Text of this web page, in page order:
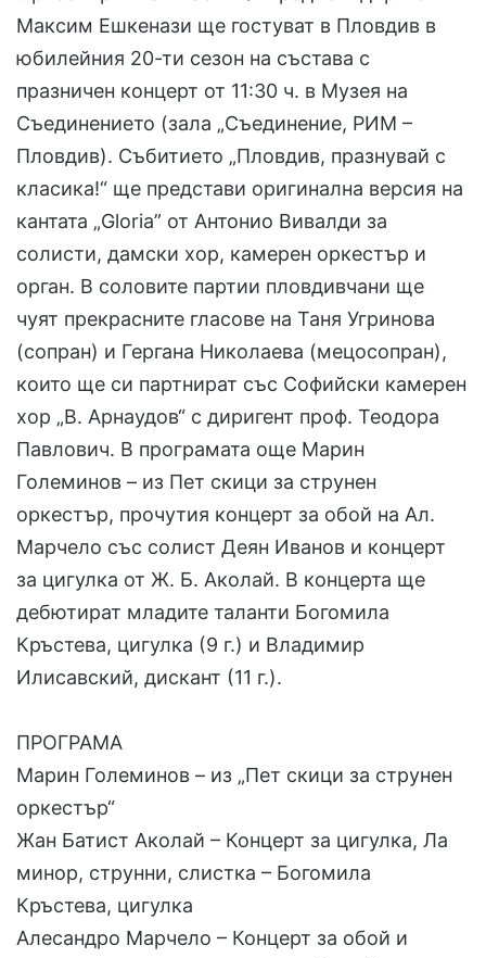
Максим Ешкенази ще гостуват в Пловдив в
юбилейния 20-ти сезон на състава с
празничен концерт от 11:30 ч. в Музея на
Съединението (зала „Съединение, РИМ –
Пловдив). Събитието „Пловдив, празнувай с
класика!“ ще представи оригинална версия на
кантата „Gloria” от Антонио Вивалди за
солисти, дамски хор, камерен оркестър и
орган. В соловите партии пловдивчани ще
чуят прекрасните гласове на Таня Угринова
(сопран) и Гергана Николаева (мецосопран),
които ще си партнират със Софийски камерен
хор „В. Арнаудов“ с диригент проф. Теодора
Павлович. В програмата още Марин
Големинов – из Пет скици за струнен
оркестър, прочутия концерт за обой на Ал.
Марчело със солист Деян Иванов и концерт
за цигулка от Ж. Б. Аколай. В концерта ще
дебютират младите таланти Богомила
Кръстева, цигулка (9 г.) и Владимир
Илисавский, дискант (11 г.).
ПРОГРАМА
Марин Големинов – из „Пет скици за струнен
оркестър“
Жан Батист Аколай – Концерт за цигулка, Ла
минор, струнни, слистка – Богомила
Кръстева, цигулка
Алесандро Марчело – Концерт за обой и